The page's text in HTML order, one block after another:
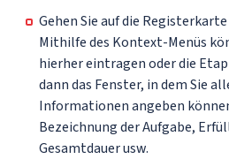
Gehen Sie auf die
Mithilfe des Kontext-Menüs
hierher eintragen oder die
dann das Fenster, in dem Sie
Informationen angeben
Bezeichnung der Aufgabe,
Gesamtdauer usw.